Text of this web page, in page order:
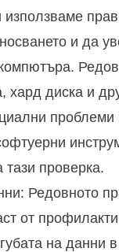
използваме
и да
хард диска и
проблеми
проверка.
Редовното
от
на данни